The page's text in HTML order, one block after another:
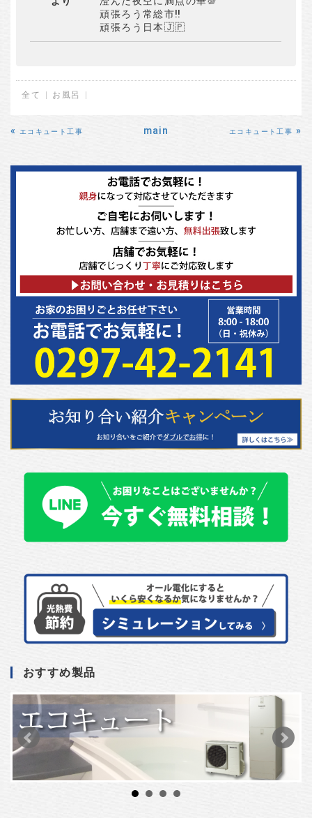
頑張ろう常総市‼️
頑張ろう日本🇯🇵
全て お風呂
« エコキュート工事 main エコキュート工事 »
おすすめ製品